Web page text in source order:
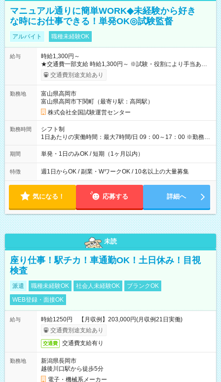
マニュアル通りに簡単WORK◆未経験から好き
な時にお仕事できる！単発OK◎試験監督
アルバイト 職種未経験OK
給与
時給1,300円～
★交通費一部支給 時給1,300円～ ※試験・役割により手当あり
※勤務回数により昇給あり 【即給（前払い）オプションあ
り！】 希望される場合、勤務から1週間ほどで給与の一部を受け
例】 ・河合塾模擬試験 8:30～17:30（休憩1時間） 時給1,300円
×8時間＝日収10,400円＋交通費 ※当日の役割により時給＋100
円の場合あり ・国家試験 7:00～13:30（休憩なし） 時給1,300
円（役割手当＋100円）×6時間＝日収8,400円＋交通費 【試用期
間】試用期間なし
交通費別途支給あり
勤務地
富山県高岡市
富山県高岡市下関町（最寄り駅：高岡駅）
株式会社全国試験運営センター
勤務時間
シフト制
1日あたりの実働時間：最大7時間/日 09：00～17：00 ※勤務時
間は 試験により異なります。
期間 単発・1日のみOK / 短期（1ヶ月以内）
特徴 週1日からOK / 副業・WワークOK / 10名以上の大量募集
気になる！ 応募する 詳細へ
未読
座り仕事！駅チカ！車通勤OK！土日休み！目視
検査
派遣 職種未経験OK 社会人未経験OK
ブランクOK
WEB登録・面接OK
給与
時給1250円 【月収例】203,000円(月収例21日実働)
交通費別途支給あり
交通費 交通費支給有り
勤務地
新潟県長岡市
越後川口駅から徒歩5分
電子・機械系メーカー